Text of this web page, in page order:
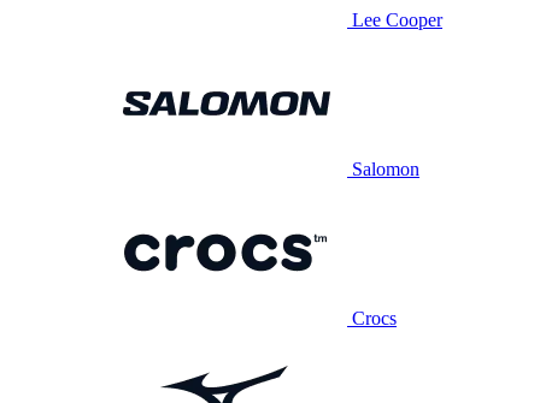
Lee Cooper
Salomon
Crocs